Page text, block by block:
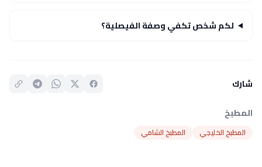
لكم شخص تكفي وصفة الفيصلية؟
شارك
المطبخ
المطبخ الخليجي المطبخ الشامي